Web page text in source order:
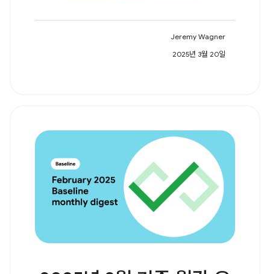
Jeremy Wagner
2025년 3월 20일